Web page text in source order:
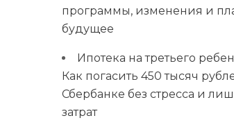
программы, изменения и
будущее
Ипотека на третьего
Как погасить 450 тысяч
Сбербанке без стресса и
затрат